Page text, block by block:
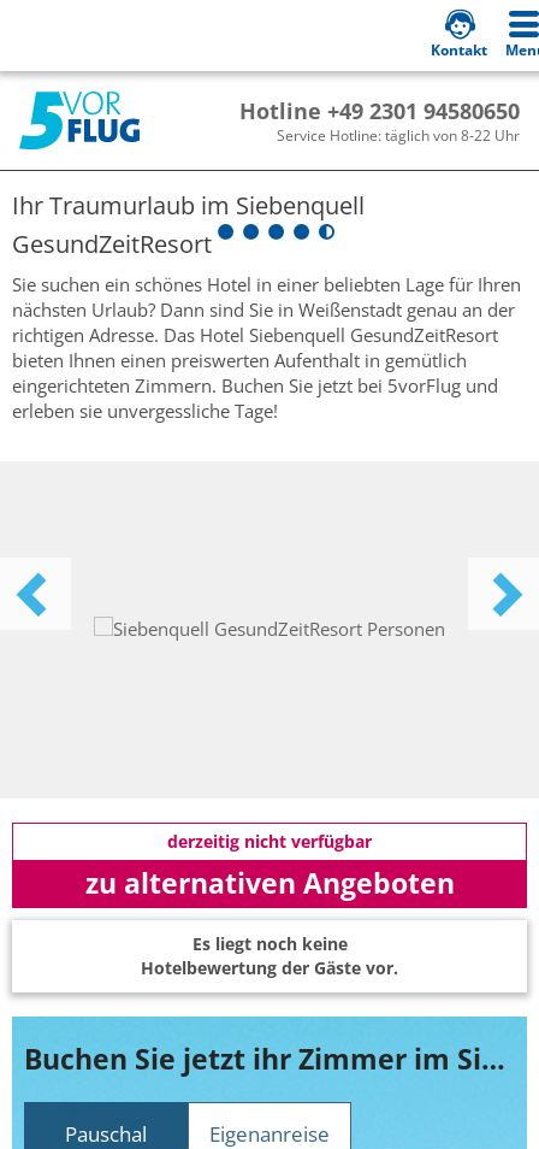
Hotline +49 2301 94580650
Service Hotline: täglich von 8-22 Uhr
Kontakt
Ihr Traumurlaub im Siebenquell
GesundZeitResort
Sie suchen ein schönes Hotel in einer beliebten Lage für Ihren
nächsten Urlaub? Dann sind Sie in Weißenstadt genau an der
richtigen Adresse. Das Hotel Siebenquell GesundZeitResort
bieten Ihnen einen preiswerten Aufenthalt in gemütlich
eingerichteten Zimmern. Buchen Sie jetzt bei 5vorFlug und
erleben sie unvergessliche Tage!
derzeitig nicht verfügbar
zu alternativen Angeboten
Es liegt noch keine
Hotelbewertung der Gäste vor.
Buchen Sie jetzt ihr Zimmer im Siebenquell GesundZeitResort
Pauschal Eigenanreise